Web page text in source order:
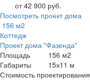
от 42 900 руб.
Посмотреть проект дома
156 м2
Коттедж
Проект дома "Фазенда"
Площадь
156 м2
Габариты
15х11 м
Стоимость проектирования